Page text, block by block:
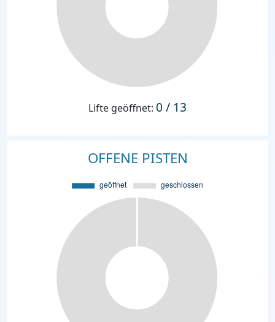
Lifte geöffnet: 0 / 13
OFFENE PISTEN